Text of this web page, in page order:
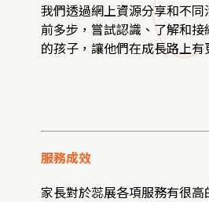
我們透過網上資源分享和不
前多步，嘗試認識、了解和
的孩子，讓他們在成長路上有
服務成效
家長對於蕊展各項服務有很高